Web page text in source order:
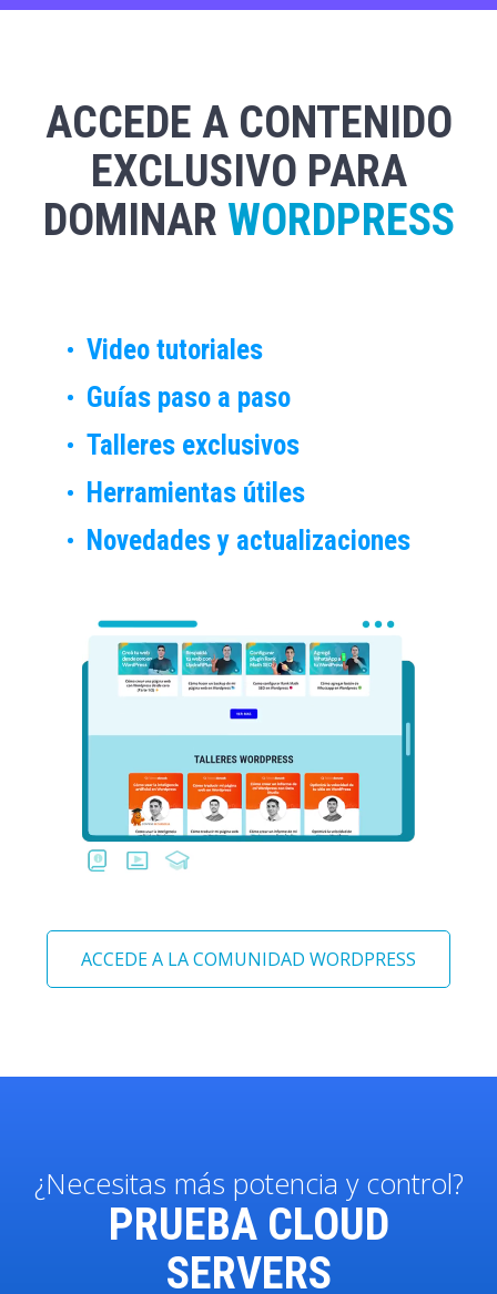
ACCEDE A CONTENIDO
EXCLUSIVO PARA
DOMINAR WORDPRESS
Video tutoriales
Guías paso a paso
Talleres exclusivos
Herramientas útiles
Novedades y actualizaciones
ACCEDE A LA COMUNIDAD WORDPRESS
¿Necesitas más potencia y control?
PRUEBA CLOUD
SERVERS